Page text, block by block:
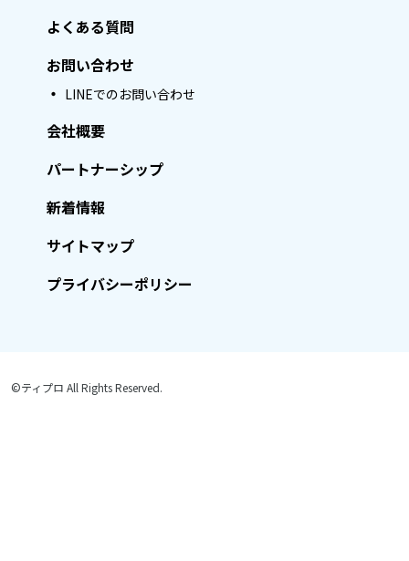
よくある質問
お問い合わせ
LINEでのお問い合わせ
会社概要
パートナーシップ
新着情報
サイトマップ
プライバシーポリシー
©ティプロ All Rights Reserved.